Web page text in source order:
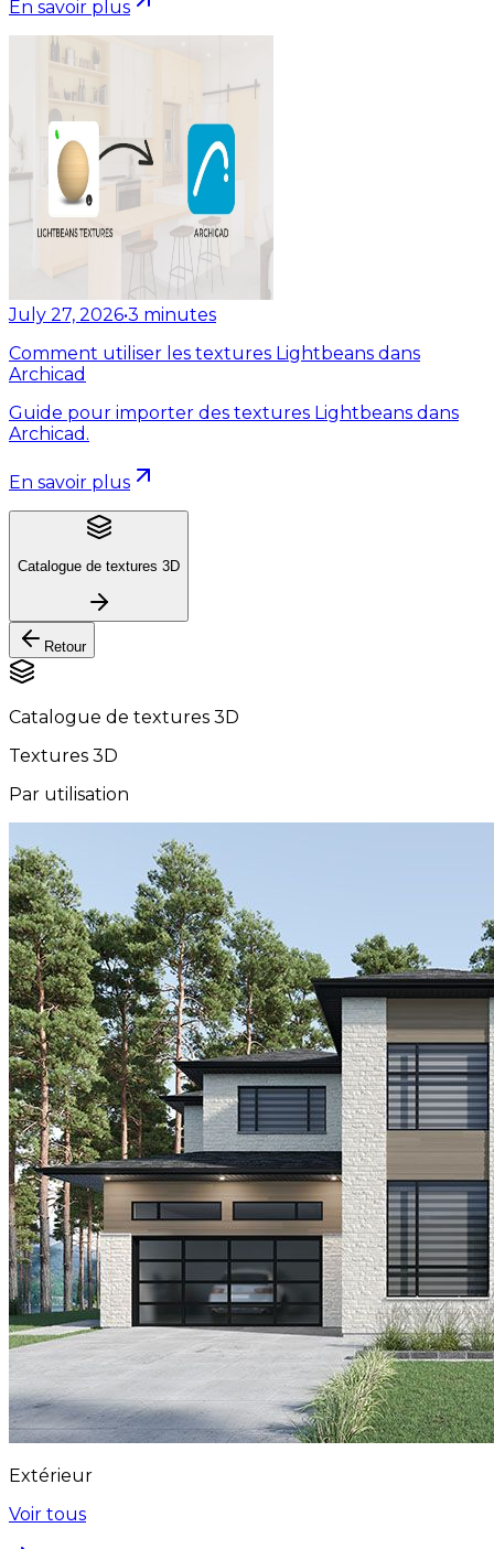
En savoir plus
July 27, 2026•3 minutes
Comment utiliser les textures Lightbeans dans
Archicad
Guide pour importer des textures Lightbeans dans
Archicad.
En savoir plus
Catalogue de textures 3D
Retour
Catalogue de textures 3D
Textures 3D
Par utilisation
Extérieur
Voir tous